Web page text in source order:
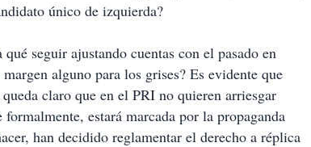
único de izquierda?
seguir ajustando cuentas con el pasado en
alguno para los grises? Es evidente que
claro que en el PRI no quieren arriesgar
estará marcada por la propaganda
han decidido reglamentar el derecho a réplica